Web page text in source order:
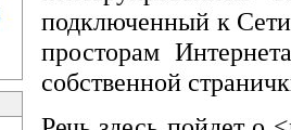
подключенный к
просторам
собственной